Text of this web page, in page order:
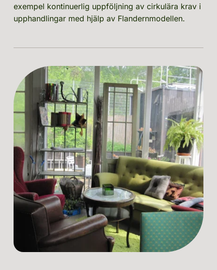
exempel kontinuerlig uppföljning av cirkulära krav i
upphandlingar med hjälp av Flandernmodellen.